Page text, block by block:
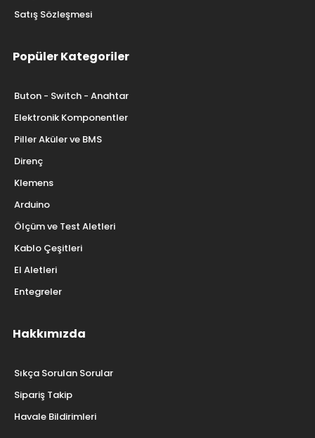
Satış Sözleşmesi
Popüler Kategoriler
Buton - Switch - Anahtar
Elektronik Komponentler
Piller Aküler ve BMS
Direnç
Klemens
Arduino
Ölçüm ve Test Aletleri
Kablo Çeşitleri
El Aletleri
Entegreler
Hakkımızda
Sıkça Sorulan Sorular
Sipariş Takip
Havale Bildirimleri